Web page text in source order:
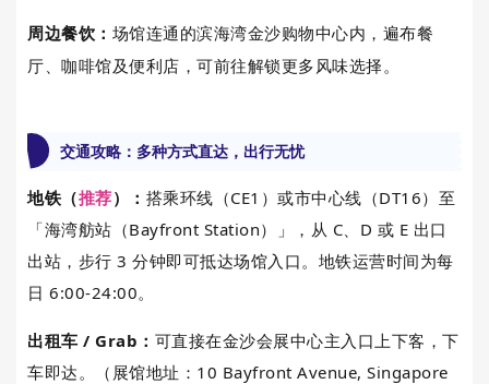
周边餐饮 ： 场馆连通的滨海湾金沙购物中心内，遍布餐
厅、咖啡馆及便利店，可前往解锁更多风味选择 。
交通攻略：多种方式直达，出行无忧
地铁（推荐）： 搭乘环线（CE1）或市中心线（DT16）至
「海湾舫站（Bayfront Station）」，从 C、D 或 E 出口
出站，步行 3 分钟即可抵达场馆入口。地铁运营时间为每
日 6:00-24:00。
出租车 / Grab： 可直接在金沙会展中心主入口上下客，下
车即达。（展馆地址：10 Bayfront Avenue, Singapore